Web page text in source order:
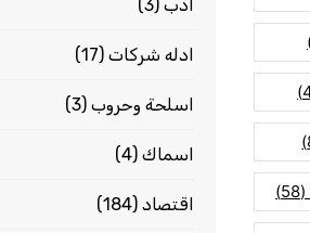
(58)
ادب (3)
ادله شركات (17)
اسلحة وحروب (3)
اسماك (4)
اقتصاد (184)